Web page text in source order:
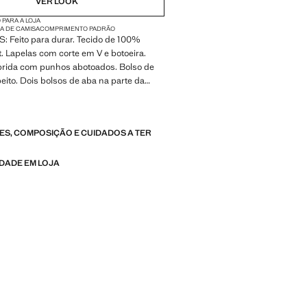
PARA A LOJA
DE CAMISACOMPRIMENTO PADRÃO
Feito para durar. Tecido de 100%
Lapelas com corte em V e botoeira.
com punhos abotoados. Bolso de
Dois bolsos de aba na parte da
Feitos para durar. Reforçámos as
às nossas peças. Concebidas
COMPOSIÇÃO E CUIDADOS A TER
EM LOJA